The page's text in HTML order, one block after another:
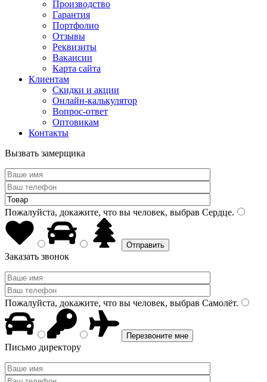
Производство
Гарантия
Портфолио
Отзывы
Реквизиты
Вакансии
Карта сайта
Клиентам
Скидки и акции
Онлайн-калькулятор
Вопрос-ответ
Оптовикам
Контакты
Вызвать замерщика
Пожалуйста, докажите, что вы человек, выбрав Сердце.
Заказать звонок
Пожалуйста, докажите, что вы человек, выбрав Самолёт.
Письмо директору